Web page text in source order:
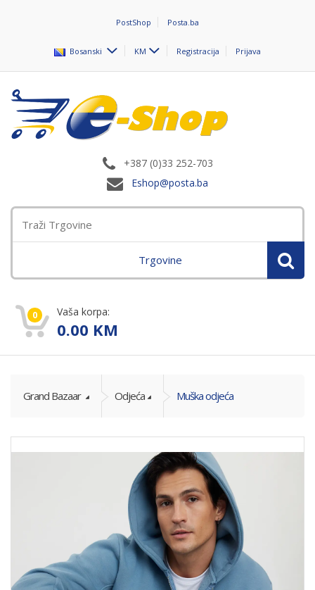
PostShop Posta.ba
Bosanski KM Registracija Prijava
+387 (0)33 252-703
Eshop@posta.ba
Trgovine
0 Vaša korpa:
0.00 KM
Grand Bazaar Odjeća Muška odjeća